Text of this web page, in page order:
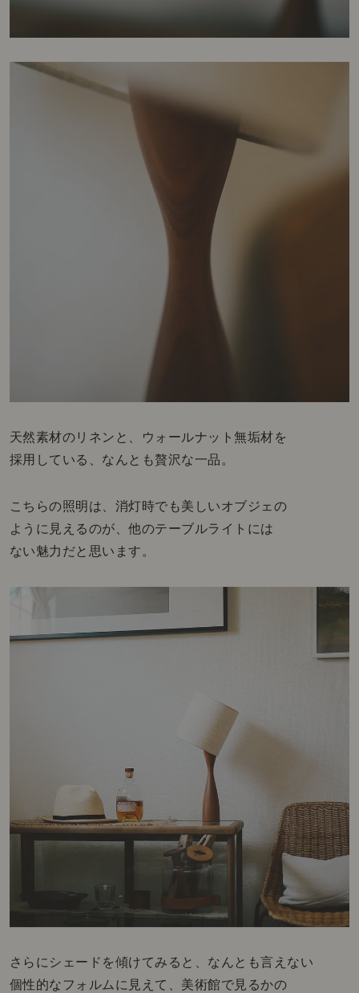
天然素材のリネンと、ウォールナット無垢材を
採用している、なんとも贅沢な一品。
こちらの照明は、消灯時でも美しいオブジェの
ように見えるのが、他のテーブルライトには
ない魅力だと思います。
さらにシェードを傾けてみると、なんとも言えない
個性的なフォルムに見えて、美術館で見るかの